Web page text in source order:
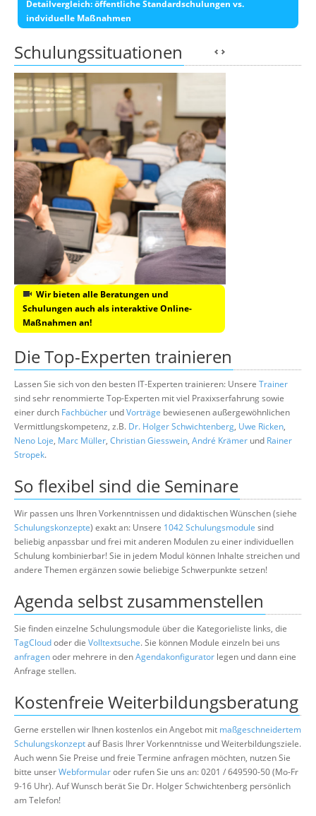
Detailvergleich: öffentliche Standardschulungen vs.
indviduelle Maßnahmen
Schulungssituationen
Wir bieten alle Beratungen und
Schulungen auch als interaktive Online-
Maßnahmen an!
Die Top-Experten trainieren
Lassen Sie sich von den besten IT-Experten trainieren: Unsere Trainer
sind sehr renommierte Top-Experten mit viel Praxixserfahrung sowie
einer durch Fachbücher undVorträge bewiesenen außergewöhnlichen
Vermittlungskompetenz, z.B. Dr. Holger Schwichtenberg, Uwe Ricken,
Neno Loje, Marc Müller, Christian Giesswein, André Krämer und Rainer
Stropek.
So flexibel sind die Seminare
Wir passen uns Ihren Vorkenntnissen und didaktischen Wünschen (siehe
Schulungskonzepte) exakt an: Unsere 1042 Schulungsmodule sind
beliebig anpassbar und frei mit anderen Modulen zu einer individuellen
Schulung kombinierbar! Sie in jedem Modul können Inhalte streichen und
andere Themen ergänzen sowie beliebige Schwerpunkte setzen!
Agenda selbst zusammenstellen
Sie finden einzelne Schulungsmodule über die Kategorieliste links, die
TagCloudoder die Volltextsuche. Sie können Module einzeln bei uns
anfragenoder mehrere in denAgendakonfigurator legen und dann eine
Anfrage stellen.
Kostenfreie Weiterbildungsberatung
Gerne erstellen wir Ihnen kostenlos ein Angebot mit maßgeschneidertem
Schulungskonzeptauf Basis Ihrer Vorkenntnisse und Weiterbildungsziele.
Auch wenn Sie Preise und freie Termine anfragen möchten, nutzen Sie
bitte unserWebformularoder rufen Sie uns an: 0201 / 649590-50 (Mo-Fr
9-16 Uhr). Auf Wunsch berät Sie Dr. Holger Schwichtenberg persönlich
am Telefon!